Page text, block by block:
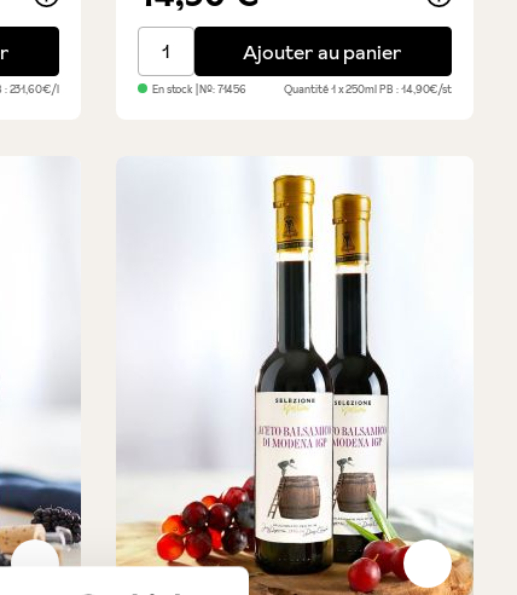
- stagionato 20 anni
: 231,60€/l
Aceto Balsamico di Modena IGP
Ajouter au panier
En stock | №:71456 Quantité1 x 250mlPB : 14,90€/st